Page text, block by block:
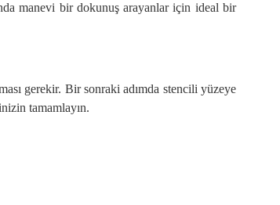
manevi bir dokunuş arayanlar için ideal bir
gerekir. Bir sonraki adımda stencili yüzeye
tamamlayın.